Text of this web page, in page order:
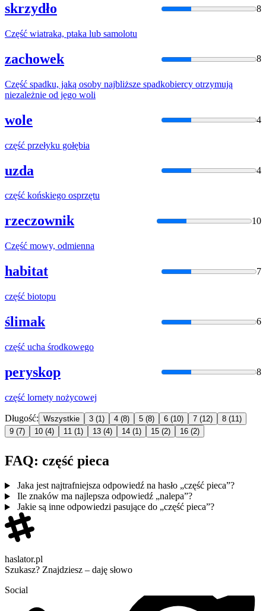
skrzydło 8
Część wiatraka, ptaka lub samolotu
zachowek 8
Część spadku, jaką osoby najbliższe spadkobiercy otrzymują
niezależnie od jego woli
wole 4
część przełyku gołębia
uzda 4
część końskiego osprzętu
rzeczownik 10
Część mowy, odmienna
habitat 7
część biotopu
ślimak 6
część ucha środkowego
peryskop 8
część lornety nożycowej
Długość: Wszystkie 3 (1) 4 (8) 5 (8) 6 (10) 7 (12) 8 (11)
9 (7) 10 (4) 11 (1) 13 (4) 14 (1) 15 (2) 16 (2)
FAQ: część pieca
Jaka jest najtrafniejsza odpowiedź na hasło „część pieca”?
Ile znaków ma najlepsza odpowiedź „nalepa”?
Jakie są inne odpowiedzi pasujące do „część pieca”?
haslator.pl
Szukasz? Znajdziesz – daję słowo
Social